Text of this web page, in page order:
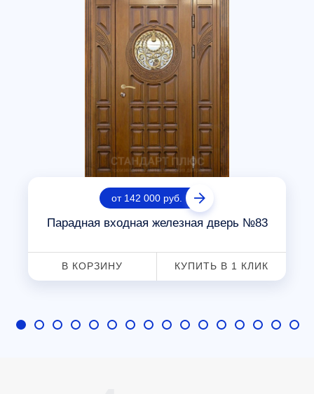
от 142 000 руб.
Парадная входная железная дверь №83
В КОРЗИНУ КУПИТЬ В 1 КЛИК